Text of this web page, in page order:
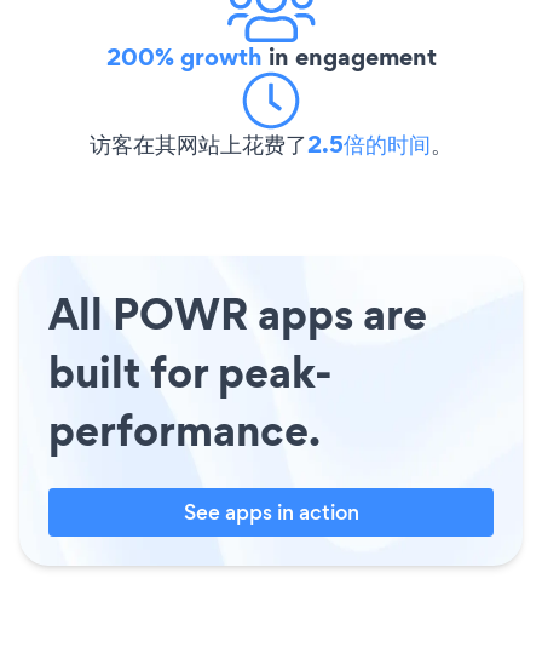
200% growth in engagement
访客在其网站上花费了2.5倍的时间。
All POWR apps are
built for peak-
performance.
See apps in action